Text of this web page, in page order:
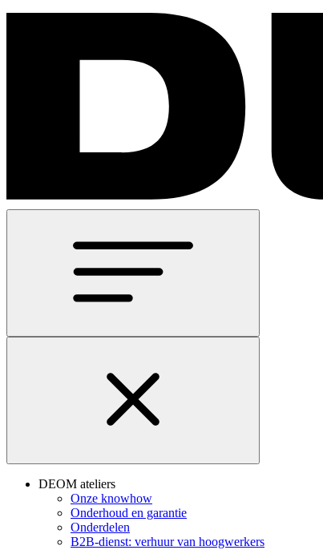
DEOM ateliers
Onze knowhow
Onderhoud en garantie
Onderdelen
B2B-dienst: verhuur van hoogwerkers